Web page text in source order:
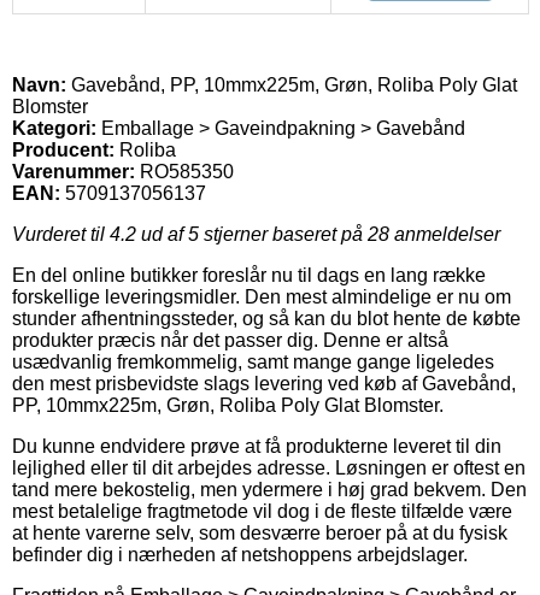
Navn: Gavebånd, PP, 10mmx225m, Grøn, Roliba Poly Glat
Blomster
Kategori: Emballage > Gaveindpakning > Gavebånd
Producent: Roliba
Varenummer: RO585350
EAN: 5709137056137
Vurderet til 4.2 ud af 5 stjerner baseret på 28 anmeldelser
En del online butikker foreslår nu til dags en lang række
forskellige leveringsmidler. Den mest almindelige er nu om
stunder afhentningssteder, og så kan du blot hente de købte
produkter præcis når det passer dig. Denne er altså
usædvanlig fremkommelig, samt mange gange ligeledes
den mest prisbevidste slags levering ved køb af Gavebånd,
PP, 10mmx225m, Grøn, Roliba Poly Glat Blomster.
Du kunne endvidere prøve at få produkterne leveret til din
lejlighed eller til dit arbejdes adresse. Løsningen er oftest en
tand mere bekostelig, men ydermere i høj grad bekvem. Den
mest betalelige fragtmetode vil dog i de fleste tilfælde være
at hente varerne selv, som desværre beroer på at du fysisk
befinder dig i nærheden af netshoppens arbejdslager.